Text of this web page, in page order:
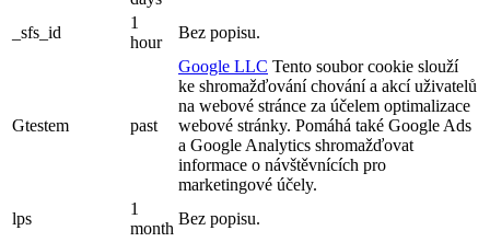
_sfs_id
1
hour
Bez popisu.
Gtestem past
Google LLC Tento soubor cookie slouží
ke shromažďování chování a akcí uživatelů
na webové stránce za účelem optimalizace
webové stránky. Pomáhá také Google Ads
a Google Analytics shromažďovat
informace o návštěvnících pro
marketingové účely.
lps
1
month
Bez popisu.